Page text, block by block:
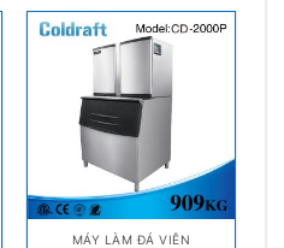
MÁY LÀM ĐÁ VIÊN